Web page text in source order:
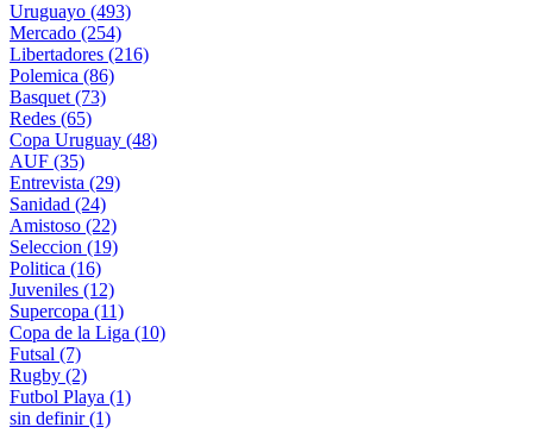
Uruguayo (493)
Mercado (254)
Libertadores (216)
Polemica (86)
Basquet (73)
Redes (65)
Copa Uruguay (48)
AUF (35)
Entrevista (29)
Sanidad (24)
Amistoso (22)
Seleccion (19)
Politica (16)
Juveniles (12)
Supercopa (11)
Copa de la Liga (10)
Futsal (7)
Rugby (2)
Futbol Playa (1)
sin definir(1)